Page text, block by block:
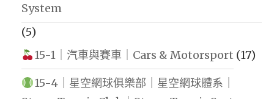
System
(5)
15-1｜汽車與賽車｜Cars & Motorsport (17)
15-4｜星空網球俱樂部｜星空網球體系｜